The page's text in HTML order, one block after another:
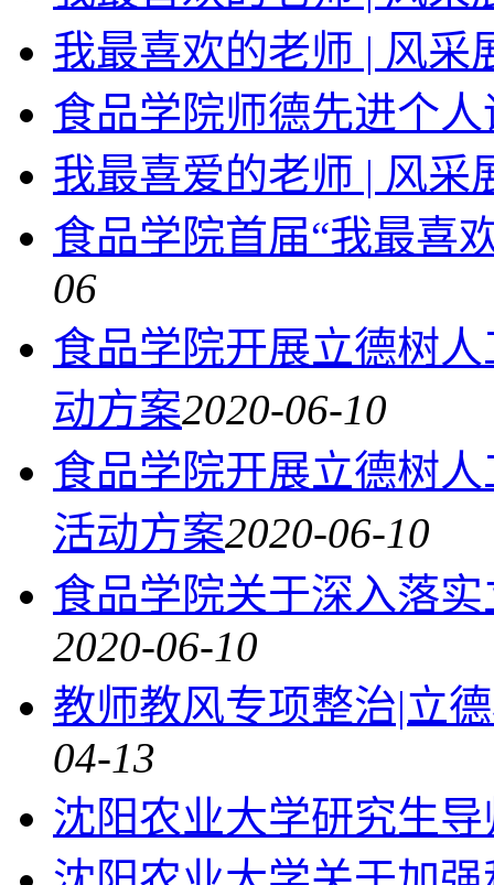
我最喜欢的老师 | 风采
食品学院师德先进个
我最喜爱的老师 | 风采
食品学院首届“我最喜
06
食品学院开展立德树
动方案2020-06-10
食品学院开展立德树
活动方案2020-06-10
食品学院关于深入落
2020-06-10
教师教风专项整治|立
04-13
沈阳农业大学研究生